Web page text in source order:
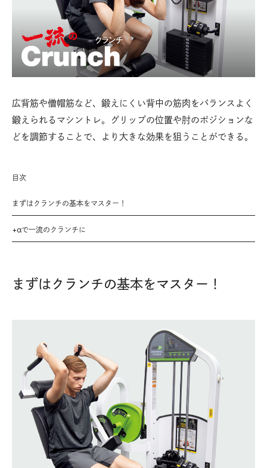
広背筋や僧帽筋など、鍛えにくい背中の筋肉をバランスよく
鍛えられるマシントレ。グリップの位置や肘のポジションな
どを調節することで、より大きな効果を狙うことができる。
目次
まずはクランチの基本をマスター！
+αで一流のクランチに
まずはクランチの基本をマスター！